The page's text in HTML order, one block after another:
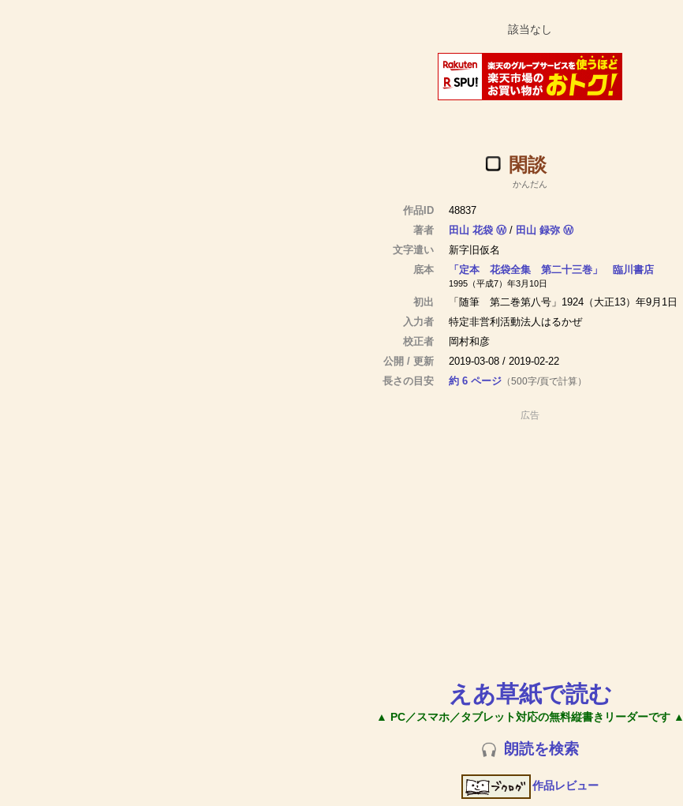
閑談
かんだん
作品ID
48837
著者
田山 花袋 Ⓦ / 田山 録弥 Ⓦ
文字遣い
新字旧仮名
底本
「定本 花袋全集 第二十三巻」 臨川書店
1995（平成7）年3月10日
初出
「随筆 第二巻第八号」1924（大正13）年9月1日
入力者
特定非営利活動法人はるかぜ
校正者
岡村和彦
公開 / 更新
2019-03-08 / 2019-02-22
長さの目安
約 6 ページ （500字/頁で計算）
広告
えあ草紙で読む
▲ PC／スマホ／タブレット対応の無料縦書きリーダーです ▲
朗読を検索
作品レビュー